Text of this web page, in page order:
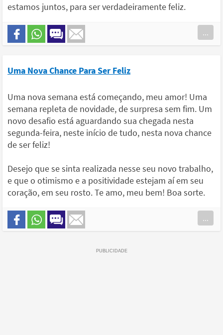
estamos juntos, para ser verdadeiramente feliz.
...
Uma Nova Chance Para Ser Feliz
Uma nova semana está começando, meu amor! Uma
semana repleta de novidade, de surpresa sem fim. Um
novo desafio está aguardando sua chegada nesta
segunda-feira, neste início de tudo, nesta nova chance
de ser feliz!
Desejo que se sinta realizada nesse seu novo trabalho,
e que o otimismo e a positividade estejam aí em seu
coração, em seu rosto. Te amo, meu bem! Boa sorte.
...